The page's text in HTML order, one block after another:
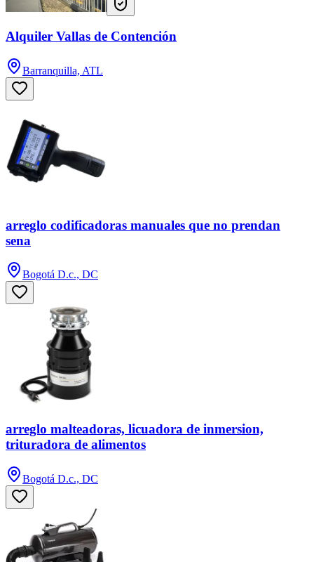
Alquiler Vallas de Contención
Barranquilla, ATL
arreglo codificadoras manuales que no prendan
sena
Bogotá D.c., DC
arreglo malteadoras, licuadora de inmersion,
trituradora de alimentos
Bogotá D.c., DC